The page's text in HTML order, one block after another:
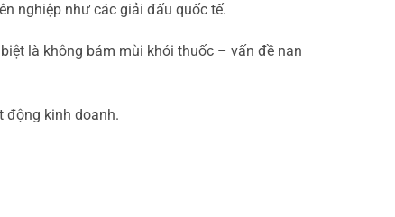
nghiệp như các giải đấu quốc tế.
là không bám mùi khói thuốc – vấn đề nan
động kinh doanh.